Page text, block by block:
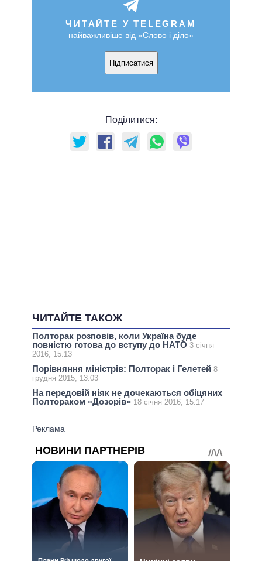
ЧИТАЙТЕ У TELEGRAM
найважливіше від «Слово і діло»
Підписатися
Поділитися:
ЧИТАЙТЕ ТАКОЖ
Полторак розповів, коли Україна буде
повністю готова до вступу до НАТО 3 січня
2016, 15:13
Порівняння міністрів: Полторак і Гелетей 8
грудня 2015, 13:03
На передовій ніяк не дочекаються обіцяних
Полтораком «Дозорів» 18 січня 2016, 15:17